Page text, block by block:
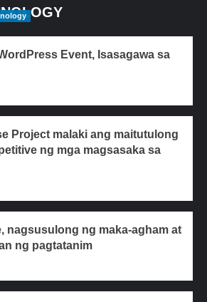
Event, Isasagawa sa
Project malaki ang maitutulong
ng mga magsasaka sa
nagsusulong ng maka-agham at
ng pagtatanim